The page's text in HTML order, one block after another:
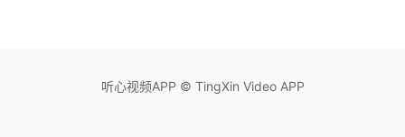
听心视频APP © TingXin Video APP